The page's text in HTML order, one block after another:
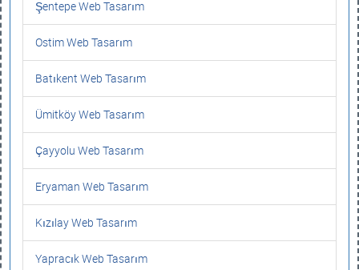
Şentepe Web Tasarım
Ostim Web Tasarım
Batıkent Web Tasarım
Ümitköy Web Tasarım
Çayyolu Web Tasarım
Eryaman Web Tasarım
Kızılay Web Tasarım
Yapracık Web Tasarım